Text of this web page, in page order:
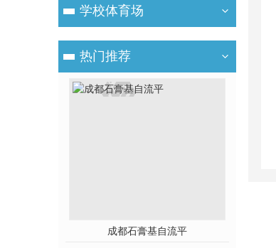
学校体育场
热门推荐
成都石膏基自流平